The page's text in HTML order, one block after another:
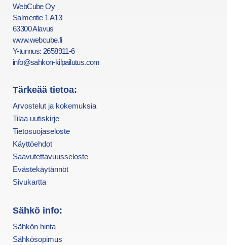
WebCube Oy
Salmentie 1 A13
63300 Alavus
www.webcube.fi
Y-tunnus: 2658911-6
info@sahkon-kilpailutus.com
Tärkeää tietoa:
Arvostelut ja kokemuksia
Tilaa uutiskirje
Tietosuojaseloste
Käyttöehdot
Saavutettavuusseloste
Evästekäytännöt
Sivukartta
Sähkö info:
Sähkön hinta
Sähkösopimus